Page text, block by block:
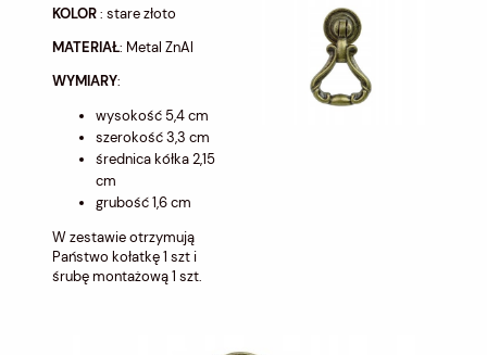
KOLOR: stare złoto
MATERIAŁ: Metal ZnAl
WYMIARY:
wysokość 5,4 cm
szerokość 3,3 cm
średnica kółka 2,15
cm
grubość 1,6 cm
W zestawie otrzymują
Państwo kołatkę 1 szt i
śrubę montażową 1 szt.